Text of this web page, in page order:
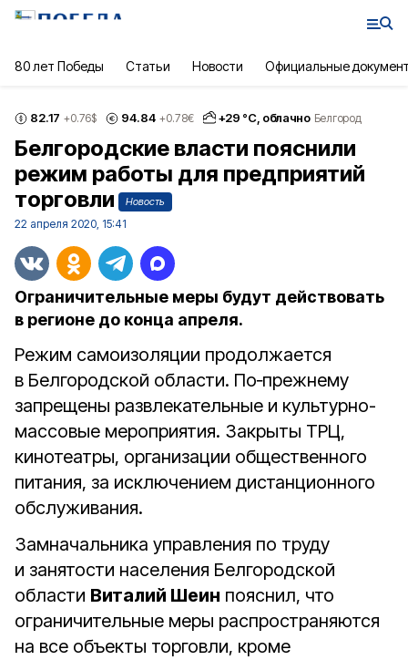
80 лет Победы Статьи Новости Официальные
82.17 +0.76$ 94.84 +0.78€ +29 °С, облачно Белгород
Белгородские власти пояснили
режим работы для предприятий
торговли
Новость
22 апреля 2020, 15:41
Ограничительные меры будут действовать
в регионе до конца апреля.
Режим самоизоляции продолжается
в Белгородской области. По‑прежнему
запрещены развлекательные и культурно-
массовые мероприятия. Закрыты ТРЦ,
кинотеатры, организации общественного
питания, за исключением дистанционного
обслуживания.
Замначальника управления по труду
и занятости населения Белгородской
области Виталий Шеин пояснил, что
ограничительные меры распространяются
на все объекты торговли, кроме